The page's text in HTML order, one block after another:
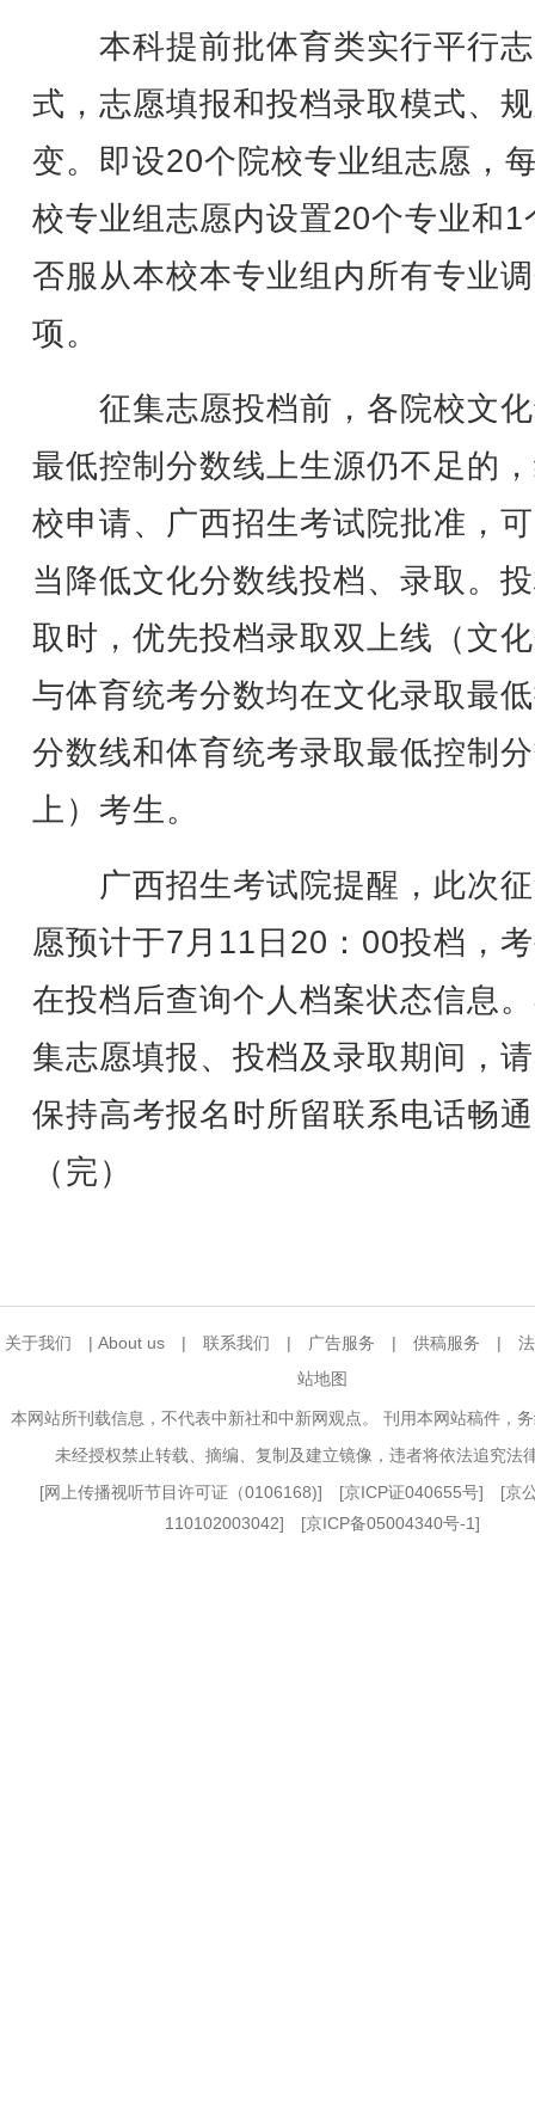
本科提前批体育类实行平行
式，志愿填报和投档录取模式、
变。即设20个院校专业组志愿，
校专业组志愿内设置20个专业和1
否服从本校本专业组内所有专业
项。
征集志愿投档前，各院校文
最低控制分数线上生源仍不足的
校申请、广西招生考试院批准，
当降低文化分数线投档、录取。
取时，优先投档录取双上线（文
与体育统考分数均在文化录取最
分数线和体育统考录取最低控制
上）考生。
广西招生考试院提醒，此次
愿预计于7月11日20：00投档，
在投档后查询个人档案状态信息
集志愿填报、投档及录取期间，
保持高考报名时所留联系电话畅
（完）
关于我们 | About us | 联系我们 | 广告服务 | 供稿服务 |
站地图
本网站所刊载信息，不代表中新社和中新网观点。 刊用本网站稿件，
未经授权禁止转载、摘编、复制及建立镜像，违者将依法追究法
[网上传播视听节目许可证（0106168)] [京ICP证040655号] [京
110102003042] [京ICP备05004340号-1]